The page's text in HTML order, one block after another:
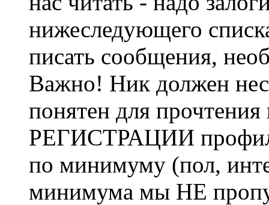
нижеследующего
писать сообщения,
Важно! Ник должен
понятен для
РЕГИСТРАЦИИ профиль
по минимуму (пол,
минимума мы НЕ